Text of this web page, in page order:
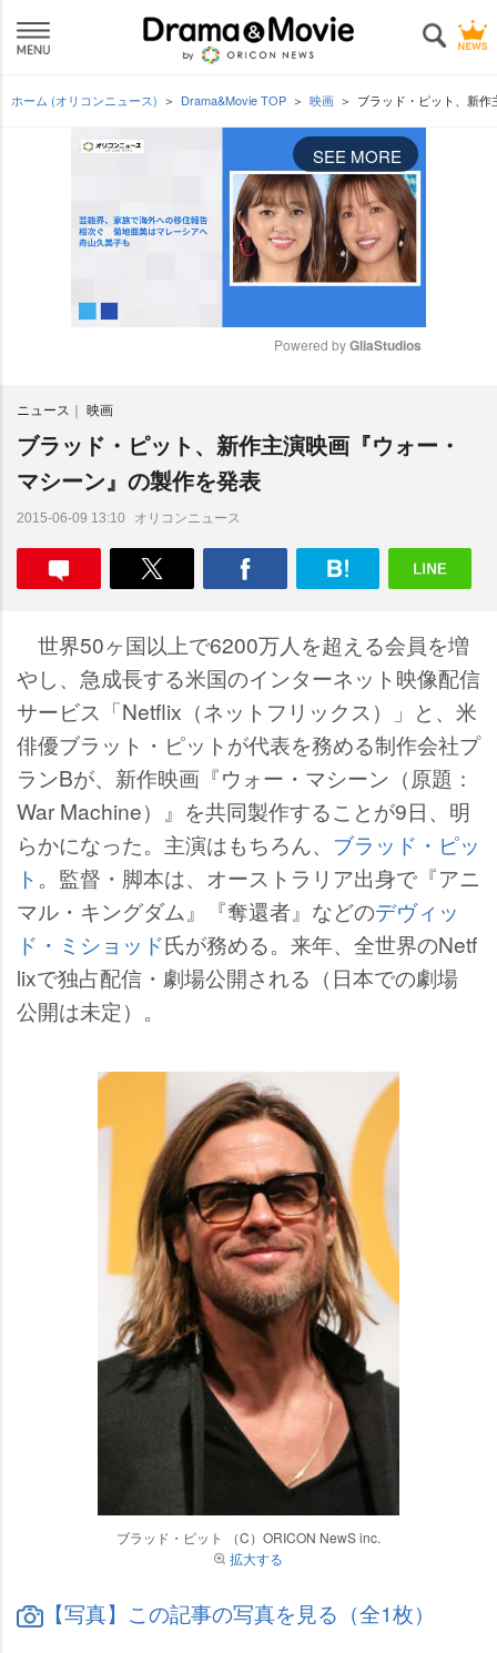
ホーム (オリコンニュース) Drama&Movie TOP 映画 ブラッド・ピット、新
SEE MORE
Powered by GliaStudios
ニュース 映画
ブラッド・ピット、新作主演映画『ウォー・
マシーン』の製作を発表
2015-06-09 13:10 オリコンニュース
世界50ヶ国以上で6200万人を超える会員を増
し、急成長する米国のインターネット映像配信
サービス「Netflix（ネットフリックス）」と、米
俳優ブラット・ピットが代表を務める制作会社プ
ランBが、新作映画『ウォー・マシーン（原題：
War Machine）』を共同製作することが9日、明
らかになった。主演はもちろん、 ブラッド・ピッ
ト 。監督・脚本は、オーストラリア出身で『アニ
マル・キングダム』『奪還者』などのデヴィッ
ド・ミショッド氏が務める。来年、全世界のNetf
lixで独占配信・劇場公開される（日本での劇場
公開は未定）。
ブラッド・ピット （C）ORICON NewS inc.
拡大する
【写真】この記事の写真を見る（全1枚）